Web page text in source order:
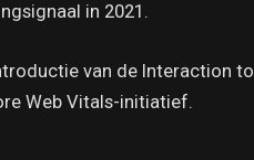
in 2021.
van de Interaction to
Web Vitals-initiatief.